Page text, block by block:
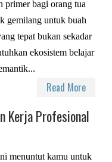
bagi orang tua
gemilang untuk buah
tepat bukan sekadar
ekosistem belajar
Read More
Kerja Profesional
menuntut kamu untuk